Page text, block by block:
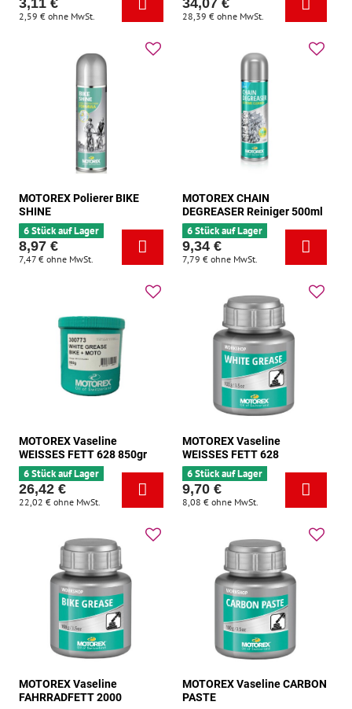
2,59 € ohne MwSt. 28,39 € ohne MwSt.
MOTOREX Polierer BIKE
SHINE
6 Stück auf Lager
8,97 €
7,47 € ohne MwSt.
MOTOREX CHAIN ​​
DEGREASER Reiniger 500ml
6 Stück auf Lager
9,34 €
7,79 € ohne MwSt.
MOTOREX Vaseline
WEISSES FETT 628 850gr
6 Stück auf Lager
26,42 €
22,02 € ohne MwSt.
MOTOREX Vaseline
WEISSES FETT 628
6 Stück auf Lager
9,70 €
8,08 € ohne MwSt.
MOTOREX Vaseline
FAHRRADFETT 2000
MOTOREX Vaseline CARBON
PASTE